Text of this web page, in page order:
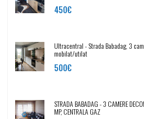
450€
Ultracentral - Strada Babadag, 3
mobilat/utilat
500€
STRADA BABADAG - 3 CAMERE
MP, CENTRALA GAZ